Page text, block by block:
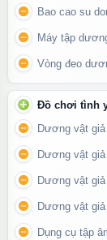
Bao cao su
Máy tập
Vòng đeo
Đồ chơi tình
Dương vật giả
Dương vật
Dương vật
Dương vật
Dụng cụ tập